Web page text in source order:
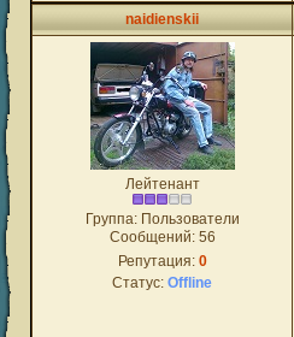
naidienskii
Лейтенант
Группа: Пользователи
Сообщений: 56
Репутация: 0
Статус: Offline